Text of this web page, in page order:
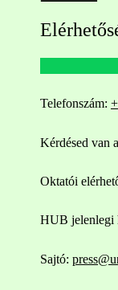
Telefonszám:
Kérdésed van
Oktatói
HUB jelenlegi
Sajtó: